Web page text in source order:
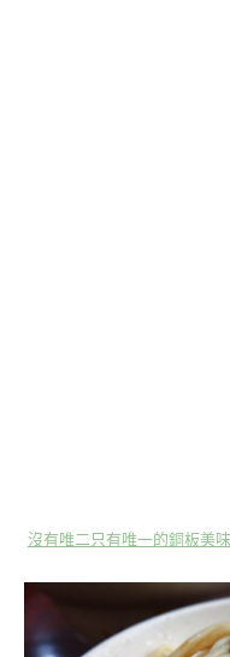
沒有唯二只有唯一的銅板美